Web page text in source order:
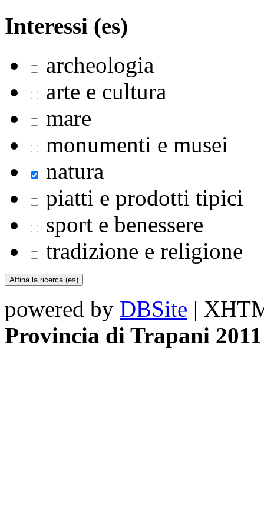
Interessi (es)
archeologia
arte e cultura
mare
monumenti e musei
natura
piatti e prodotti tipici
sport e benessere
tradizione e religione
powered by DBSite |
Provincia di Trapani 2011